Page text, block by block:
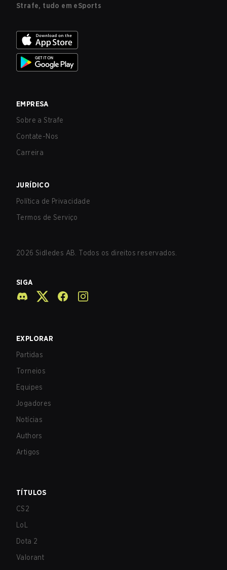
Strafe, tudo em eSports
EMPRESA
Sobre a Strafe
Contate-Nos
Carreira
JURÍDICO
Política de Privacidade
Termos de Serviço
2026 Sidledes AB. Todos os direitos reservados.
SIGA
EXPLORAR
Partidas
Torneios
Equipes
Jogadores
Notícias
Authors
Artigos
TÍTULOS
CS2
LoL
Dota 2
Valorant